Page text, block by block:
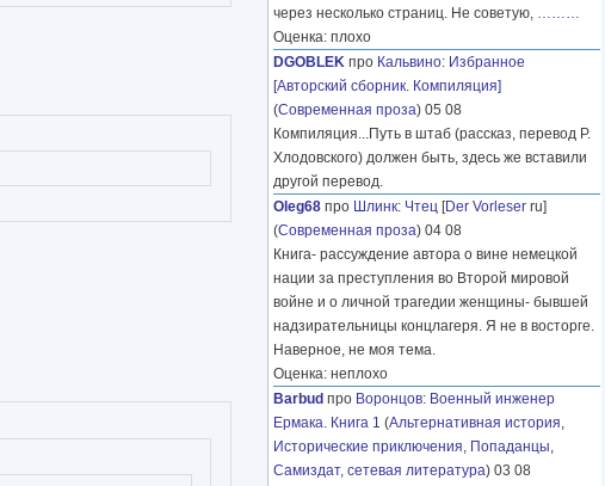
через несколько страниц. Не советую, ………
Оценка: плохо
DGOBLEK про Кальвино: Избранное
[Авторский сборник. Компиляция]
(Современная проза) 05 08
Компиляция...Путь в штаб (рассказ, перевод Р.
Хлодовского) должен быть, здесь же вставили
другой перевод.
Oleg68 про Шлинк: Чтец [Der Vorleser ru]
(Современная проза) 04 08
Книга- рассуждение автора о вине немецкой
нации за преступления во Второй мировой
войне и о личной трагедии женщины- бывшей
надзирательницы концлагеря. Я не в восторге.
Наверное, не моя тема.
Оценка: неплохо
Barbud про Воронцов: Военный инженер
Ермака. Книга 1 (Альтернативная история,
Исторические приключения, Попаданцы,
Самиздат, сетевая литература) 03 08